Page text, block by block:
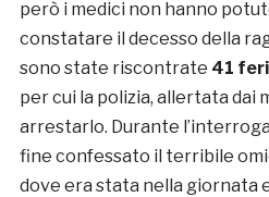
però i medici non hanno
constatare il decesso della
sono state riscontrate 41
per cui la polizia, allertata dai
arrestarlo. Durante
fine confessato il terribile
dove era stata nella giornata